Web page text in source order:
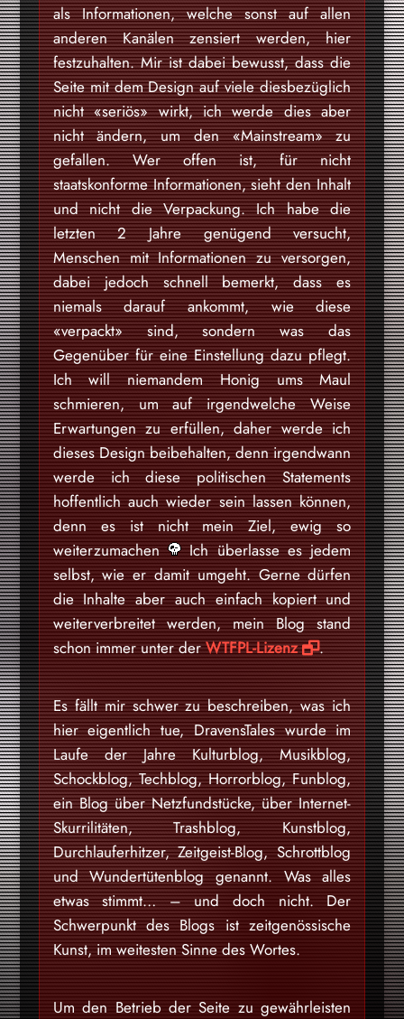
als Informationen, welche sonst auf allen
anderen Kanälen zensiert werden, hier
festzuhalten. Mir ist dabei bewusst, dass die
Seite mit dem Design auf viele diesbezüglich
nicht «seriös» wirkt, ich werde dies aber
nicht ändern, um den «Mainstream» zu
gefallen. Wer offen ist, für nicht
staatskonforme Informationen, sieht den Inhalt
und nicht die Verpackung. Ich habe die
letzten 2 Jahre genügend versucht,
Menschen mit Informationen zu versorgen,
dabei jedoch schnell bemerkt, dass es
niemals darauf ankommt, wie diese
«verpackt» sind, sondern was das
Gegenüber für eine Einstellung dazu pflegt.
Ich will niemandem Honig ums Maul
schmieren, um auf irgendwelche Weise
Erwartungen zu erfüllen, daher werde ich
dieses Design beibehalten, denn irgendwann
werde ich diese politischen Statements
hoffentlich auch wieder sein lassen können,
denn es ist nicht mein Ziel, ewig so
weiterzumachen
Ich überlasse es jedem
selbst, wie er damit umgeht. Gerne dürfen
die Inhalte aber auch einfach kopiert und
weiterverbreitet werden, mein Blog stand
schon immer unter derWTFPL-Lizenz .
Es fällt mir schwer zu beschreiben, was ich
hier eigentlich tue, DravensTales wurde im
Laufe der Jahre Kulturblog, Musikblog,
Schockblog, Techblog, Horrorblog, Funblog,
ein Blog über Netzfundstücke, über Internet-
Skurrilitäten, Trashblog, Kunstblog,
Durchlauferhitzer, Zeitgeist-Blog, Schrottblog
und Wundertütenblog genannt. Was alles
etwas stimmt… – und doch nicht. Der
Schwerpunkt des Blogs ist zeitgenössische
Kunst, im weitesten Sinne des Wortes.
Um den Betrieb der Seite zu gewährleisten